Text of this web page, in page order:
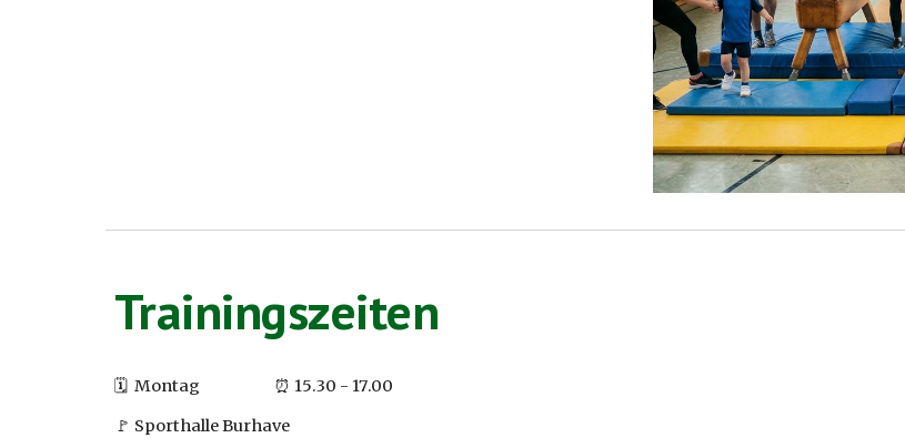
Trainingszeiten
🗓️ Montag ⏰ 15.30 - 17.00
🚩 Sporthalle Burhave